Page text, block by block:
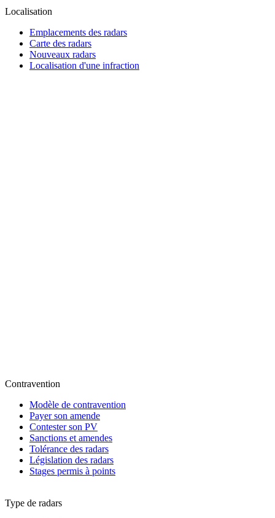
Localisation
Emplacements des radars
Carte des radars
Nouveaux radars
Localisation d'une infraction
Contravention
Modèle de contravention
Payer son amende
Contester son PV
Sanctions et amendes
Tolérance des radars
Législation des radars
Stages permis à points
Type de radars